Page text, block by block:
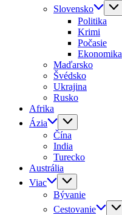
Slovensko
Politika
Krimi
Počasie
Ekonomika
Maďarsko
Švédsko
Ukrajina
Rusko
Afrika
Ázia
Čína
India
Turecko
Austrália
Viac
Bývanie
Cestovanie